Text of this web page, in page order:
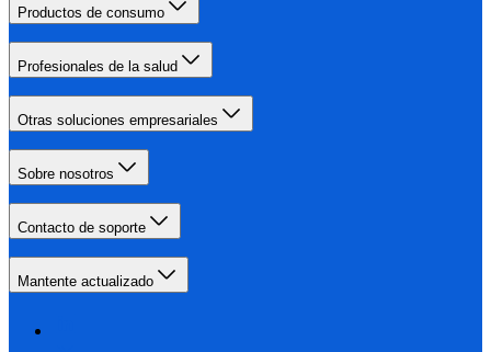
Productos de consumo
Profesionales de la salud
Otras soluciones empresariales
Sobre nosotros
Contacto de soporte
Mantente actualizado